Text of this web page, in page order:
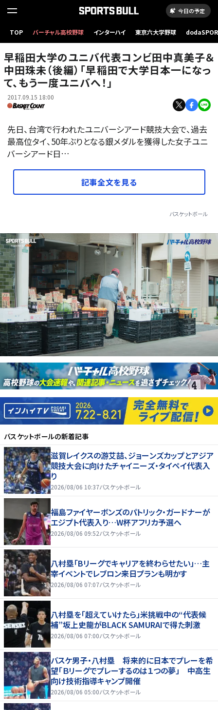
今日の予定
TOP バーチャル高校野球 インターハイ 東京六大学野球
早稲田大学のユニバ代表コンビ田中真美子＆
中田珠未（後編）「早稲田で大学日本一になっ
て、もう一度ユニバへ！」
2017.09.15 18:00
先日、台湾で行われたユニバーシアード競技大会で、過去
最高位タイ、50年ぶりとなる銀メダルを獲得した女子ユニ
バーシアード日…
記事全文を見る
バスケットボール
バスケットボールの新着記事
滋賀レイクスの游艾喆、ジョーンズカップとアジア
競技大会に向けたチャイニーズ・タイペイ代表入
り
2026/08/06 10:37バスケットボール
福島ファイヤーボンズのパトリック・ガードナーが
エジプト代表入り…W杯アフリカ予選へ
2026/08/06 09:52バスケットボール
八村塁「Bリーグでキャリアを終わらせたい」…主
宰イベントでレブロン来日プランも明かす
2026/08/06 07:07バスケットボール
八村塁を「超えていけたら」米挑戦中の“代表候
補”坂上史龍がBLACK SAMURAIで得た刺激
2026/08/06 07:00バスケットボール
バスケ男子・八村塁 将来的に日本でプレーを希
望「Ｂリーグでプレーするのは１つの夢」 中高生
向け技術指導キャンプ開催
2026/08/06 05:00バスケットボール